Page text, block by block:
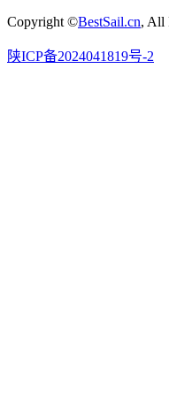
Copyright ©BestSail.cn, All
陕ICP备2024041819号-2